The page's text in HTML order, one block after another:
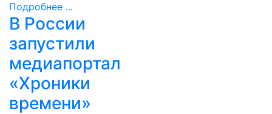
Подробнее ...
В России
запустили
медиапортал
«Хроники
времени»